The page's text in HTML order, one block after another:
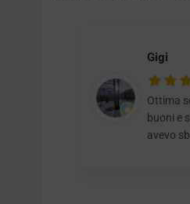
Gigi
Ottima
buoni e
avevo